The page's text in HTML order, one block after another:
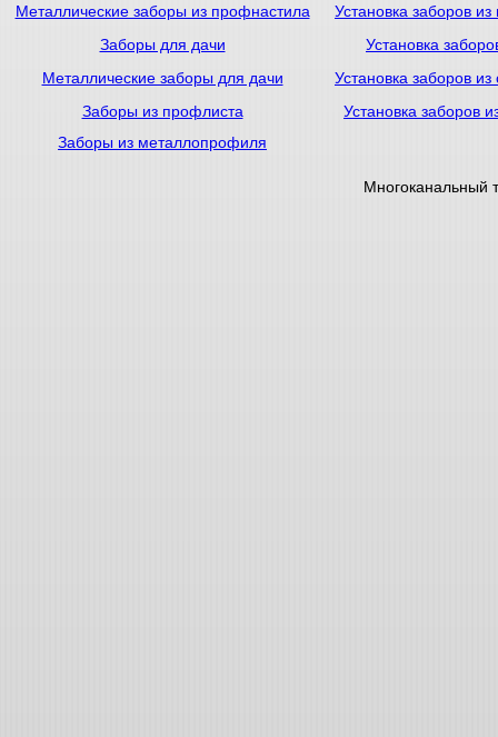
Металлические заборы из профнастила
Установка заборов
Заборы для дачи
Установка
Металлические заборы для дачи
Установка заборов
Заборы из профлиста
Установка заборов
Заборы из металлопрофиля